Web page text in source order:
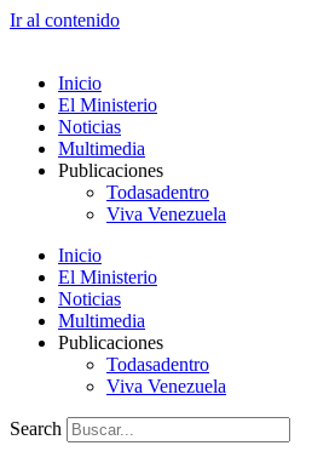
Ir al contenido
Inicio
El Ministerio
Noticias
Multimedia
Publicaciones
Todasadentro
Viva Venezuela
Inicio
El Ministerio
Noticias
Multimedia
Publicaciones
Todasadentro
Viva Venezuela
Search